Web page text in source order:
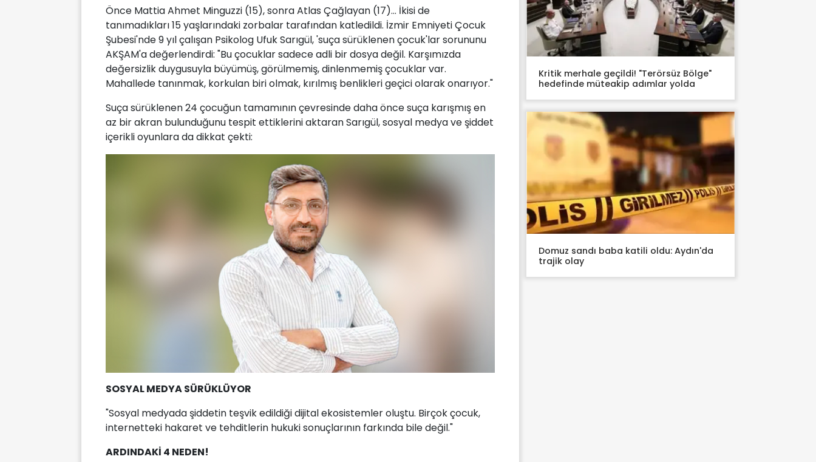
Önce Mattia Ahmet Minguzzi (15), sonra Atlas Çağlayan (17)... İkisi de
tanımadıkları 15 yaşlarındaki zorbalar tarafından katledildi. İzmir Emniyeti Çocuk
Şubesi'nde 9 yıl çalışan Psikolog Ufuk Sarıgül, 'suça sürüklenen çocuk'lar sorununu
AKŞAM'a değerlendirdi: "Bu çocuklar sadece adli bir dosya değil. Karşımızda
değersizlik duygusuyla büyümüş, görülmemiş, dinlenmemiş çocuklar var.
Mahallede tanınmak, korkulan biri olmak, kırılmış benlikleri geçici olarak onarıyor."
Suça sürüklenen 24 çocuğun tamamının çevresinde daha önce suça karışmış en
az bir akran bulunduğunu tespit ettiklerini aktaran Sarıgül, sosyal medya ve şiddet
içerikli oyunlara da dikkat çekti:
SOSYAL MEDYA SÜRÜKLÜYOR
"Sosyal medyada şiddetin teşvik edildiği dijital ekosistemler oluştu. Birçok çocuk,
internetteki hakaret ve tehditlerin hukuki sonuçlarının farkında bile değil."
ARDINDAKİ 4 NEDEN!
Kritik merhale geçildi! "Terörsüz Bölge"
hedefinde müteakip adımlar yolda
Domuz sandı baba katili oldu: Aydın'da
trajik olay